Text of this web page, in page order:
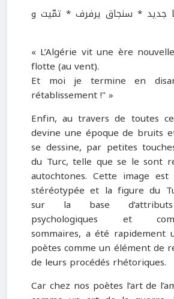
جديد * سنجاق يرفرف * تمّيت و
« L’Algérie vit une ère
flotte (au vent).
Et moi je termine en
rétablissement !" »
Enfin, au travers de toutes
devine une époque de bruits
se dessine, par petites
du Turc, telle que se le sont
autochtones. Cette image
stéréotypée et la figure du
sur la base d’attributs
psychologiques et
sommaires, a été rapidement
poètes comme un élément de
de leurs procédés rhétoriques.
Car chez nos poètes l’art de